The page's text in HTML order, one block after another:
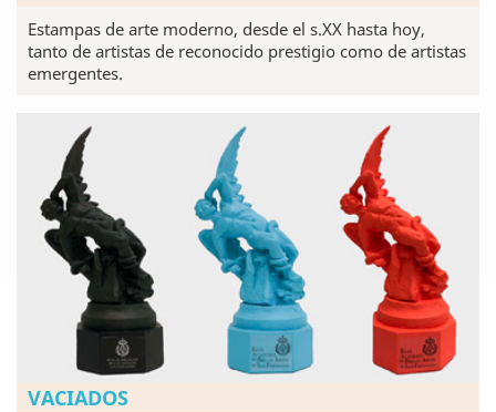
Estampas de arte moderno, desde el s.XX hasta hoy,
tanto de artistas de reconocido prestigio como de artistas
emergentes.
VACIADOS